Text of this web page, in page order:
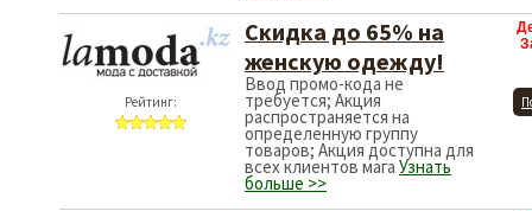
Рейтинг:
Скидка до 65% на
женскую одежду!
Ввод промо-кода не
требуется; Акция
распространяется на
определенную группу
товаров; Акция доступна для
всех клиентов мага Узнать
больше >>